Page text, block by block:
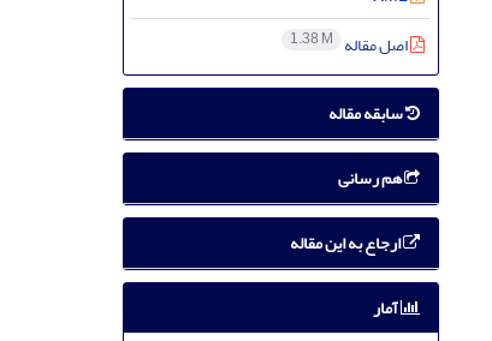
اصل مقاله 1.38 M
سابقه مقاله
هم رسانی
ارجاع به این مقاله
آمار